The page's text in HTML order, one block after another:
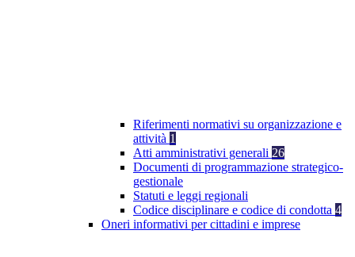
Riferimenti normativi su organizzazione e
attività 1
Atti amministrativi generali 26
Documenti di programmazione strategico-
gestionale
Statuti e leggi regionali
Codice disciplinare e codice di condotta 4
Oneri informativi per cittadini e imprese